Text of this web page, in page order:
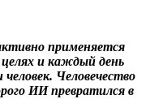
применяется
и каждый день
Человечество
ИИ превратился в